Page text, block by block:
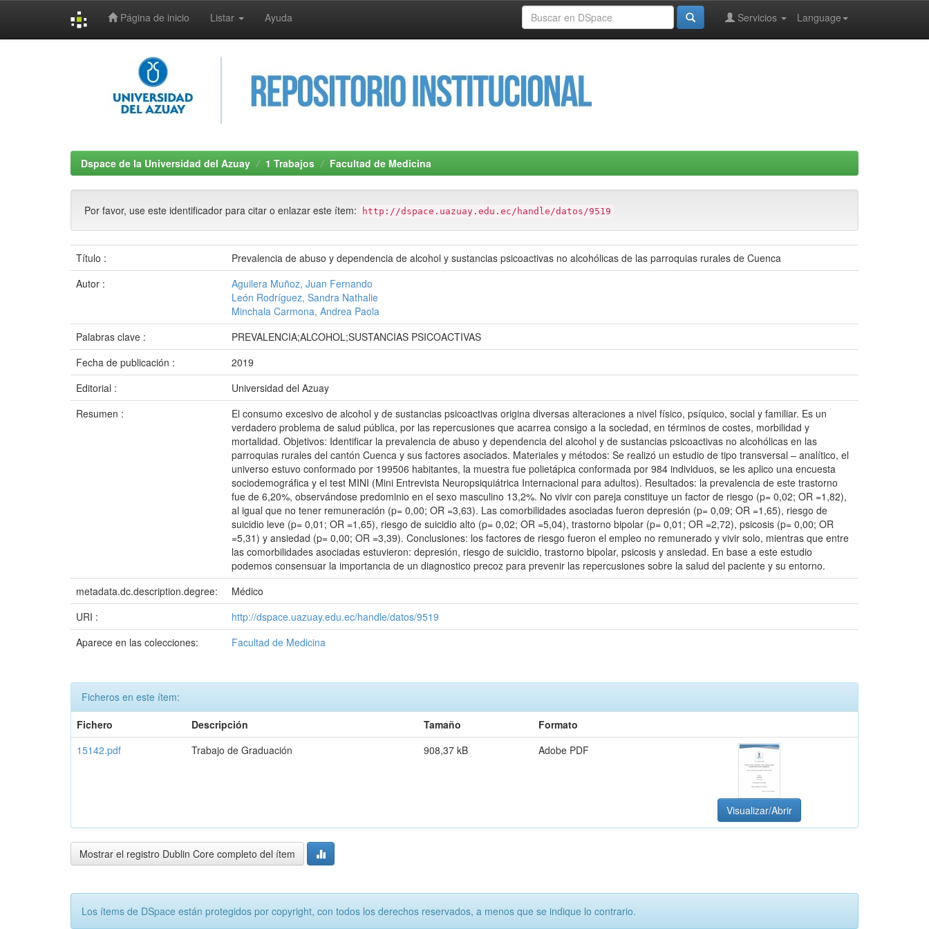
Página de inicio Listar Ayuda Language
Servicios
Dspace de la Universidad del Azuay 1 Trabajos Facultad de Medicina
Por favor, use este identificador para citar o enlazar este ítem: http://dspace.uazuay.edu.ec/handle/datos/9519
Título :
Prevalencia de abuso y dependencia de alcohol y sustancias psicoactivas no alcohólicas de las parroquias rurales de Cuenca
Autor :
Aguilera Muñoz, Juan Fernando
León Rodríguez, Sandra Nathalie
Minchala Carmona, Andrea Paola
Palabras clave :
PREVALENCIA;ALCOHOL;SUSTANCIAS PSICOACTIVAS
Fecha de publicación :
2019
Editorial :
Universidad del Azuay
Resumen :
El consumo excesivo de alcohol y de sustancias psicoactivas origina diversas alteraciones a nivel físico, psíquico, social y familiar. Es un
verdadero problema de salud pública, por las repercusiones que acarrea consigo a la sociedad, en términos de costes, morbilidad y
mortalidad. Objetivos: Identificar la prevalencia de abuso y dependencia del alcohol y de sustancias psicoactivas no alcohólicas en las
parroquias rurales del cantón Cuenca y sus factores asociados. Materiales y métodos: Se realizó un estudio de tipo transversal – analítico, el
universo estuvo conformado por 199506 habitantes, la muestra fue polietápica conformada por 984 individuos, se les aplico una encuesta
sociodemográfica y el test MINI (Mini Entrevista Neuropsiquiátrica Internacional para adultos). Resultados: la prevalencia de este trastorno
fue de 6,20%, observándose predominio en el sexo masculino 13,2%. No vivir con pareja constituye un factor de riesgo (p= 0,02; OR =1,82),
al igual que no tener remuneración (p= 0,00; OR =3,63). Las comorbilidades asociadas fueron depresión (p= 0,09; OR =1,65), riesgo de
suicidio leve (p= 0,01; OR =1,65), riesgo de suicidio alto (p= 0,02; OR =5,04), trastorno bipolar (p= 0,01; OR =2,72), psicosis (p= 0,00; OR
=5,31) y ansiedad (p= 0,00; OR =3,39). Conclusiones: los factores de riesgo fueron el empleo no remunerado y vivir solo, mientras que entre
las comorbilidades asociadas estuvieron: depresión, riesgo de suicidio, trastorno bipolar, psicosis y ansiedad. En base a este estudio
podemos consensuar la importancia de un diagnostico precoz para prevenir las repercusiones sobre la salud del paciente y su entorno.
metadata.dc.description.degree:
Médico
URI :
http://dspace.uazuay.edu.ec/handle/datos/9519
Aparece en las colecciones:
Facultad de Medicina
Ficheros en este ítem:
Fichero
Descripción Tamaño
Formato
15142.pdf
Trabajo de Graduación 908,37 kB Adobe PDF
Visualizar/Abrir
Mostrar el registro Dublin Core completo del ítem
Los ítems de DSpace están protegidos por copyright, con todos los derechos reservados, a menos que se indique lo contrario.